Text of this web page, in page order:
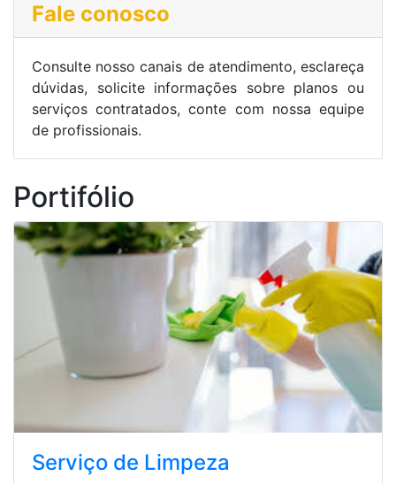
Fale conosco
Consulte nosso canais de atendimento, esclareça
dúvidas, solicite informações sobre planos ou
serviços contratados, conte com nossa equipe
de profissionais.
Portifólio
Serviço de Limpeza